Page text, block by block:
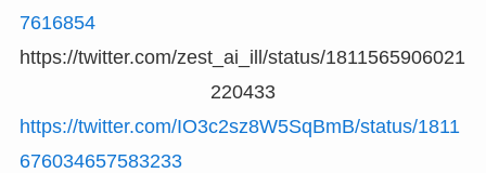
7616854
https://twitter.com/zest_ai_ill/status/1811565906021
220433
https://twitter.com/IO3c2sz8W5SqBmB/status/1811
676034657583233